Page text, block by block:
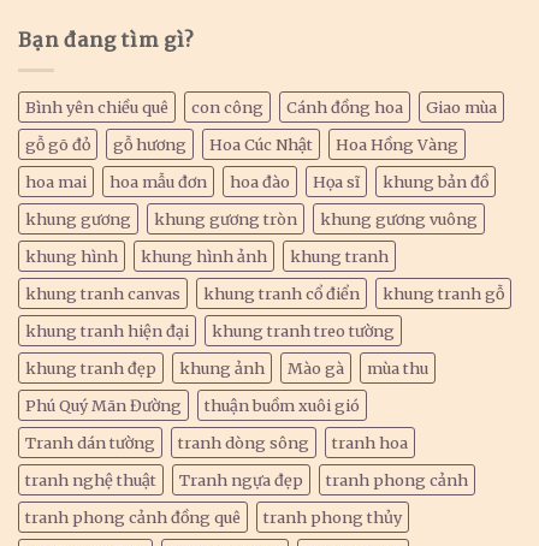
Bạn đang tìm gì?
Bình yên chiều quê con công Cánh đồng hoa
Giao mùa
gỗ gõ đỏ
gỗ hương Hoa Cúc Nhật
Hoa Hồng Vàng
hoa mai
hoa mẫu đơn hoa đào Họa sĩ
khung bản đồ
khung gương
khung gương tròn
khung gương vuông
khung hình
khung hình ảnh
khung tranh
khung tranh canvas
khung tranh cổ điển
khung tranh gỗ
khung tranh hiện đại
khung tranh treo tường
khung tranh đẹp
khung ảnh Mào gà
mùa thu
Phú Quý Mãn Đường
thuận buồm xuôi gió
Tranh dán tường
tranh dòng sông
tranh hoa
tranh nghệ thuật
Tranh ngựa đẹp
tranh phong cảnh
tranh phong cảnh đồng quê
tranh phong thủy